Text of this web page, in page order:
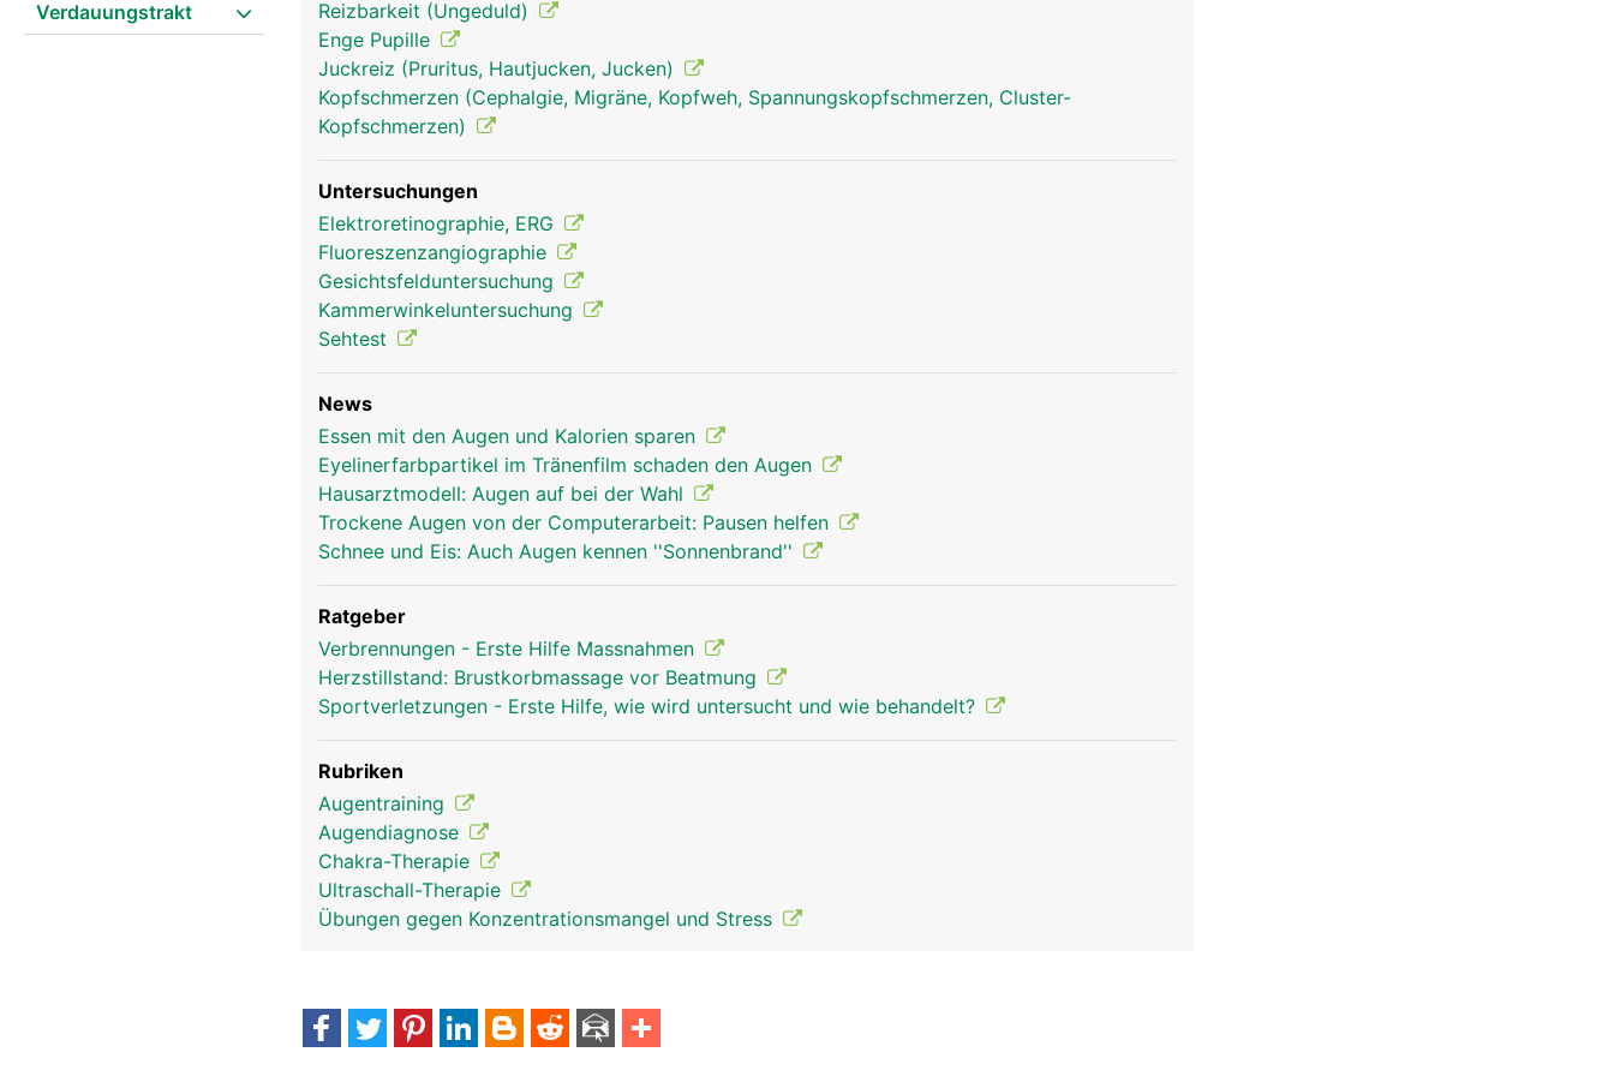
Verdauungstrakt
Augen und Sehen Frau
Reizbarkeit (Ungeduld)
Enge Pupille
Juckreiz (Pruritus, Hautjucken, Jucken)
Kopfschmerzen (Cephalgie, Migräne, Kopfweh, Spannungskopfschmerzen, Cluster-
Kopfschmerzen)
Untersuchungen
Elektroretinographie, ERG
Fluoreszenzangiographie
Gesichtsfelduntersuchung
Kammerwinkeluntersuchung
Sehtest
News
Essen mit den Augen und Kalorien sparen
Eyelinerfarbpartikel im Tränenfilm schaden den Augen
Hausarztmodell: Augen auf bei der Wahl
Trockene Augen von der Computerarbeit: Pausen helfen
Schnee und Eis: Auch Augen kennen ''Sonnenbrand''
Ratgeber
Verbrennungen - Erste Hilfe Massnahmen
Herzstillstand: Brustkorbmassage vor Beatmung
Sportverletzungen - Erste Hilfe, wie wird untersucht und wie behandelt?
Rubriken
Augentraining
Augendiagnose
Chakra-Therapie
Ultraschall-Therapie
Übungen gegen Konzentrationsmangel und Stress